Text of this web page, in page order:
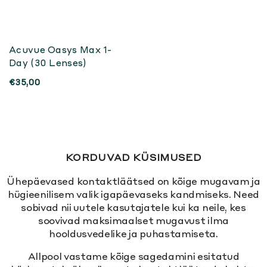
Acuvue Oasys Max 1-
Day (30 Lenses)
€35,00
KORDUVAD KÜSIMUSED
Ühepäevased kontaktläätsed on kõige mugavam ja
hügieenilisem valik igapäevaseks kandmiseks. Need
sobivad nii uutele kasutajatele kui ka neile, kes
soovivad maksimaalset mugavust ilma
hooldusvedelike ja puhastamiseta.
Allpool vastame kõige sagedamini esitatud